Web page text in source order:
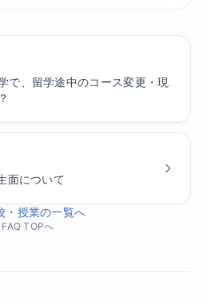
で、留学途中のコース変更・現
面について
・授業の一覧へ
FAQ TOPへ